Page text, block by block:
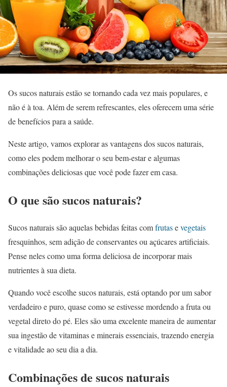
Os sucos naturais estão se tornando cada vez mais populares, e
não é à toa. Além de serem refrescantes, eles oferecem uma série
de benefícios para a saúde.
Neste artigo, vamos explorar as vantagens dos sucos naturais,
como eles podem melhorar o seu bem-estar e algumas
combinações deliciosas que você pode fazer em casa.
O que são sucos naturais?
Sucos naturais são aquelas bebidas feitas comfrutasevegetais
fresquinhos, sem adição de conservantes ou açúcares artificiais.
Pense neles como uma forma deliciosa de incorporar mais
nutrientes à sua dieta.
Quando você escolhe sucos naturais, está optando por um sabor
verdadeiro e puro, quase como se estivesse mordendo a fruta ou
vegetal direto do pé. Eles são uma excelente maneira de aumentar
sua ingestão de vitaminas e minerais essenciais, trazendo energia
e vitalidade ao seu dia a dia.
Combinações de sucos naturais